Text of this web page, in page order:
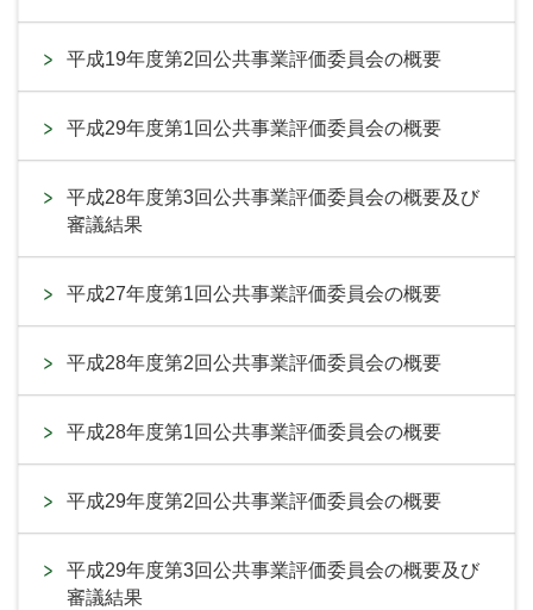
平成19年度第2回公共事業評価委員会の概要
平成29年度第1回公共事業評価委員会の概要
平成28年度第3回公共事業評価委員会の概要及び
審議結果
平成27年度第1回公共事業評価委員会の概要
平成28年度第2回公共事業評価委員会の概要
平成28年度第1回公共事業評価委員会の概要
平成29年度第2回公共事業評価委員会の概要
平成29年度第3回公共事業評価委員会の概要及び
審議結果